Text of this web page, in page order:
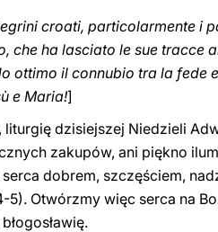
croati, particolarmente i
ha lasciato le sue tracce
ottimo il connubio tra la fede
e Maria!]
dzisiejszej Niedzieli
zakupów, ani piękno
dobrem, szczęściem,
5). Otwórzmy więc serca na